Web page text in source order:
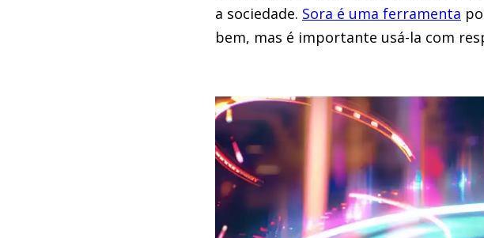
a sociedade. Sora é uma ferramenta
bem, mas é importante usá-la com